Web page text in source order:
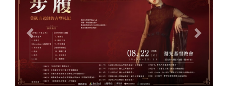
Previous Next